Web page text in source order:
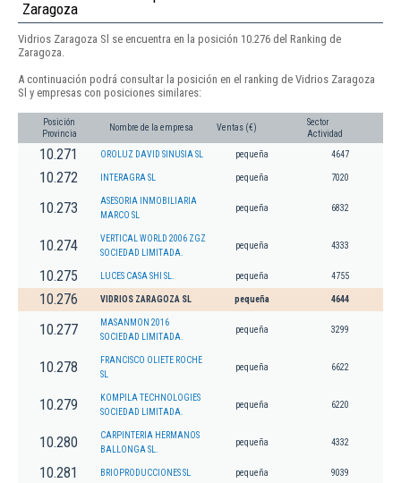
Zaragoza
Vidrios Zaragoza Sl se encuentra en la posición 10.276 del Ranking de
Zaragoza.
A continuación podrá consultar la posición en el ranking de Vidrios Zaragoza
Sl y empresas con posiciones similares:
Posición
Provincia
Nombre de la empresa Ventas (€)
Sector
Actividad
10.271 OROLUZ DAVID SINUSIA SL pequeña 4647
10.272 INTERAGRA SL pequeña 7020
10.273
ASESORIA INMOBILIARIA
MARCO SL
pequeña 6832
10.274
VERTICAL WORLD 2006 ZGZ
SOCIEDAD LIMITADA.
pequeña 4333
10.275 LUCES CASA SHI SL. pequeña 4755
10.276 VIDRIOS ZARAGOZA SL pequeña 4644
10.277
MASANMON 2016
SOCIEDAD LIMITADA.
pequeña 3299
10.278
FRANCISCO OLIETE ROCHE
SL
pequeña 6622
10.279
KOMPILA TECHNOLOGIES
SOCIEDAD LIMITADA.
pequeña 6220
10.280
CARPINTERIA HERMANOS
BALLONGA SL.
pequeña 4332
10.281 BRIOPRODUCCIONES SL pequeña 9039